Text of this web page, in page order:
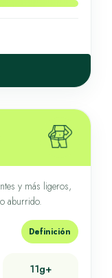
y más ligeros,
aburrido.
Definición
11g+